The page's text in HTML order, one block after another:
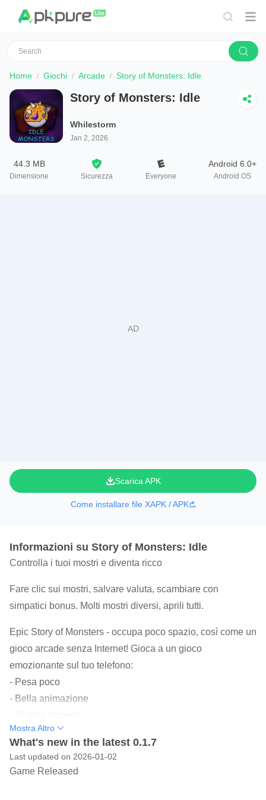
Home Giochi Arcade Story of Monsters: Idle
Story of Monsters: Idle
Whilestorm
Jan 2, 2026
44.3 MB
Dimensione Sicurezza Everyone
Android 6.0+
Android OS
Scarica APK
Come installare file XAPK / APK
Informazioni su Story of Monsters: Idle
Controlla i tuoi mostri e diventa ricco
Fare clic sui mostri, salvare valuta, scambiare con
simpatici bonus. Molti mostri diversi, aprili tutti.
Epic Story of Monsters - occupa poco spazio, così come un
gioco arcade senza Internet! Gioca a un gioco
emozionante sul tuo telefono:
- Pesa poco
- Bella animazione
- 80+ di mostri
- Meccanica facile
- Tempo killer
Mostra Altro
What's new in the latest 0.1.7
Last updated on 2026-01-02
Game Released